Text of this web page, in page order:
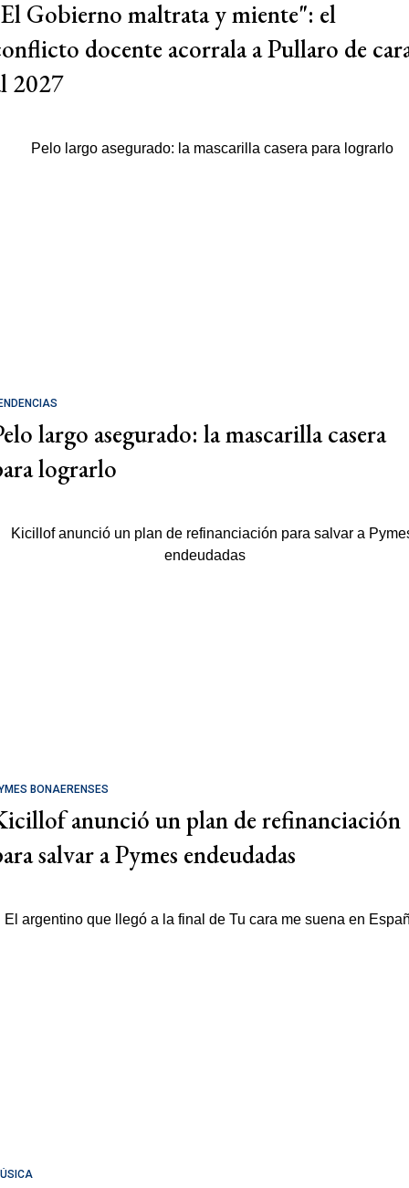
Gobierno maltrata y miente": el
docente acorrala a Pullaro de
2027
largo asegurado: la mascarilla casera
lograrlo
BONAERENSES
anunció un plan de refinanciación
salvar a Pymes endeudadas